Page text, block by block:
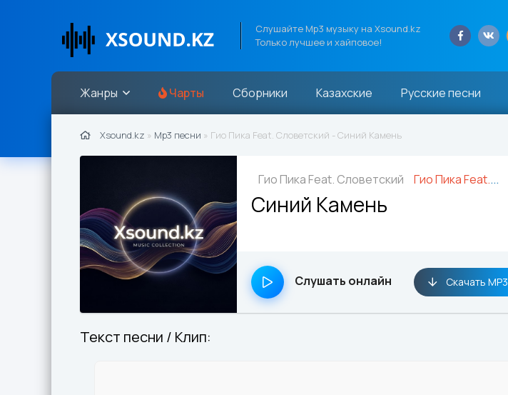
Слушайте Mp3 музыку на Xsound.kz
Только лучшее и хайповое!
Жанры Чарты Сборники Казахские Русские песни
Xsound.kz » Mp3 песни » Гио Пика Feat. Словетский - Синий Камень
Гио Пика Feat. Словетский Гио Пика Feat. Словетский
Синий Камень
Слушать онлайн Скачать MP3
Текст песни / Клип: